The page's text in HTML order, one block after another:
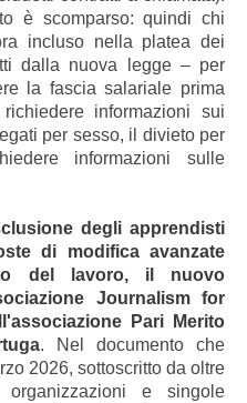
è scomparso: quindi chi
incluso nella platea dei
dalla nuova legge – per
la fascia salariale prima
informazioni sui
per sesso, il divieto per
informazioni sulle
degli apprendisti
di modifica avanzate
del lavoro, il nuovo
Journalism for
Pari Merito
. Nel documento che
2026, sottoscritto da oltre
organizzazioni e singole